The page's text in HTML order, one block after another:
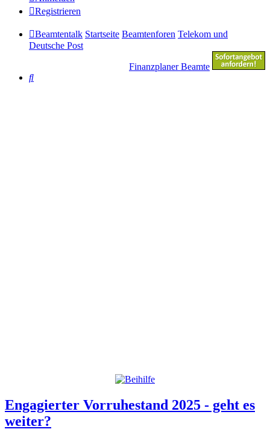
Registrieren
Beamtentalk Startseite Beamtenforen Telekom und
Deutsche Post
Finanzplaner Beamte
Suche
Engagierter Vorruhestand 2025 - geht es
weiter?